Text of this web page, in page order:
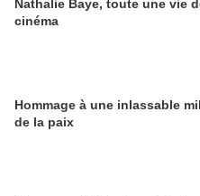
Nathalie Baye, toute une vie
cinéma
Hommage à une inlassable
de la paix